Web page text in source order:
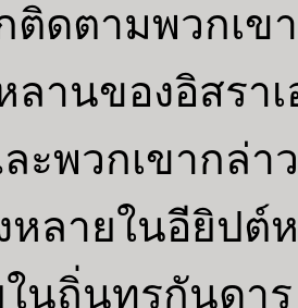
ติดตามพวกเ
ลานของอิสรา
ะพวกเขากล่า
หลายในอียิปต์
ในถิ่นทุรกันดา